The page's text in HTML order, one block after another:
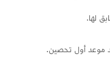
لها.
موعد أول تحصين.